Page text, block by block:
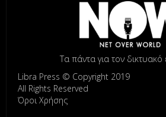
Τα πάντα για τον δικτυακό
Libra Press © Copyright 2019
All Rights Reserved
Όροι Χρήσης